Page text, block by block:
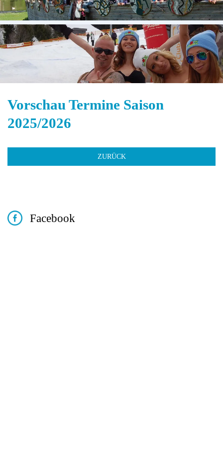
Vorschau Termine Saison
2025/2026
ZURÜCK
Facebook